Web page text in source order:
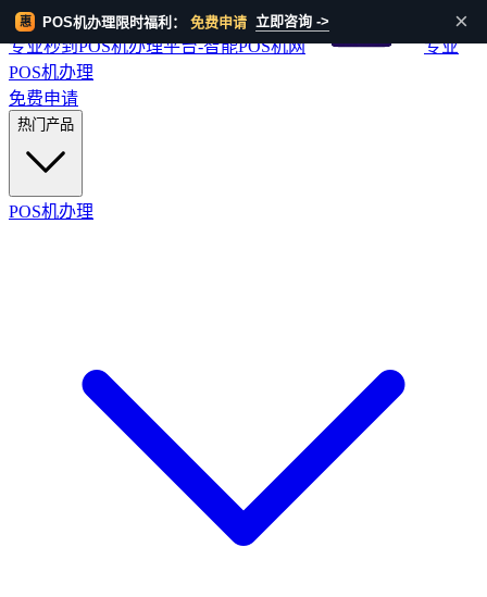
惠 POS机办理限时福利： 免费申请 立即咨询 -> ×
专业秒到POS机办理平台-智能POS机网
专业
POS机办理
免费申请
热门产品
POS机办理